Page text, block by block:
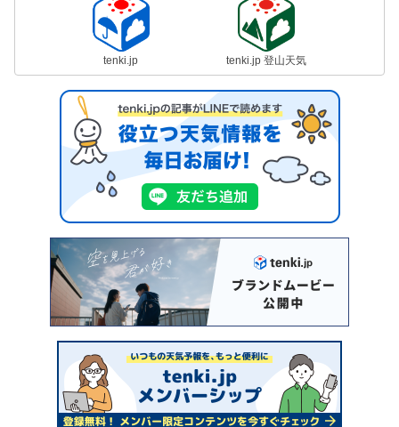
tenki.jp tenki.jp 登山天気